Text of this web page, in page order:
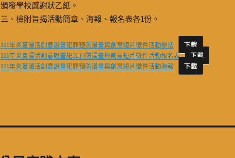
頒發學校感謝狀乙紙。
三、檢附旨揭活動簡章、海報、報名表各1份。
111年炎夏漫活創意說畫犯罪預防漫畫與創意短片徵件活動辦法 下載
111年炎夏漫活創意說畫犯罪預防漫畫與創意短片徵件活動報名表 下載
111年炎夏漫活創意說畫犯罪預防漫畫與創意短片徵件活動海報 下載